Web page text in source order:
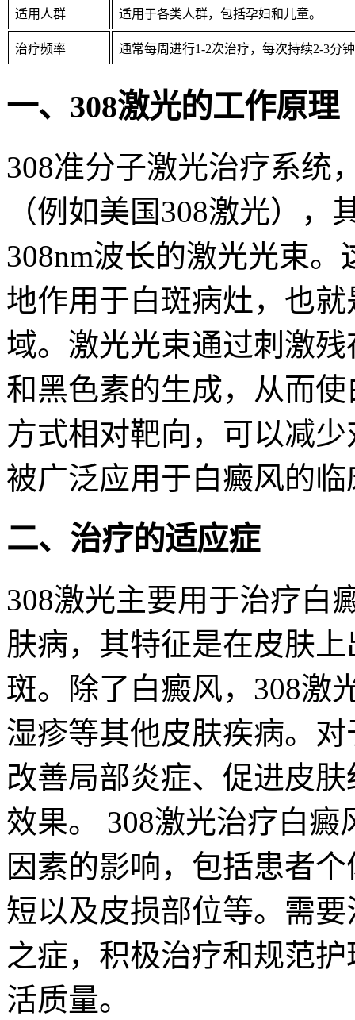
适用人群 适用于各类人群，包括孕妇和儿童。
治疗频率 通常每周进行1-2次治疗，每次持续2-3分
一、308激光的工作原理
308准分子激光治疗系统
（例如美国308激光）
308nm波长的激光光束
地作用于白斑病灶，也
域。激光光束通过刺激
和黑色素的生成，从而
方式相对靶向，可以减
被广泛应用于白癜风的
二、治疗的适应症
308激光主要用于治疗白
肤病，其特征是在皮肤
斑。除了白癜风，308激
湿疹等其他皮肤疾病。
改善局部炎症、促进皮
效果。 308激光治疗白
因素的影响，包括患者
短以及皮损部位等。需
之症，积极治疗和规范
活质量。